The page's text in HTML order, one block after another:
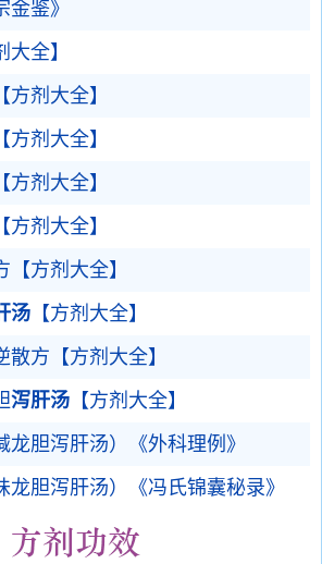
金鉴》
大全】
【方剂大全】
【方剂大全】
【方剂大全】
方剂大全】
【方剂大全】
汤 【方剂大全】
散方【方剂大全】
泻肝汤 【方剂大全】
龙胆泻肝汤）《外科理例》
龙胆泻肝汤）《冯氏锦囊秘录》